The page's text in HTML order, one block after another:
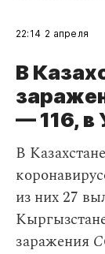
22:14 2 апреля
В
— 116, в
В
из них 27
заражения